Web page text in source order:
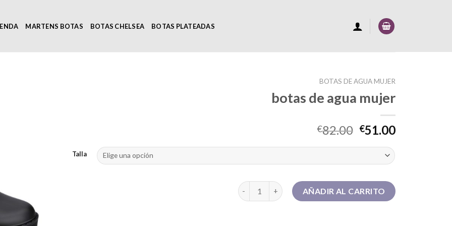
MARTENS BOTAS BOTAS CHELSEA BOTAS PLATEADAS
BOTAS DE AGUA MUJER
botas de agua mujer
€82.00 €51.00
Talla
botas de agua mujer cantidadAÑADIR AL CARRITO